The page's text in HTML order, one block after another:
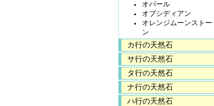
オパール
オブシディアン
オレンジムーンストー
ン
カ行の天然石
サ行の天然石
タ行の天然石
ナ行の天然石
ハ行の天然石